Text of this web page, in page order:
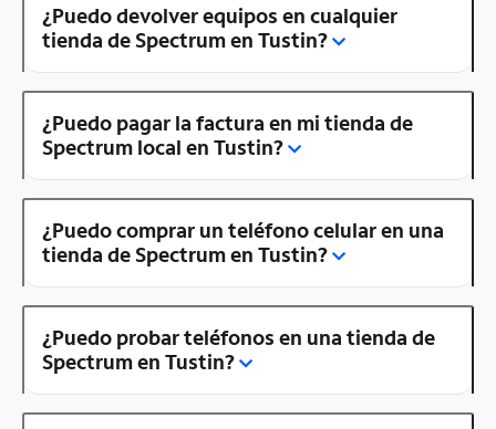
¿Puedo devolver equipos en cualquier
tienda de Spectrum en Tustin?
¿Puedo pagar la factura en mi tienda de
Spectrum local en Tustin?
¿Puedo comprar un teléfono celular en una
tienda de Spectrum en Tustin?
¿Puedo probar teléfonos en una tienda de
Spectrum en Tustin?